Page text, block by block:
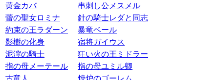
黄金カバ
串刺し公メスメル
蕾の聖女ロミナ
針の騎士レダと同志
約束の王ラダーン
暴竜ベール
影樹の化身
宿将ガイウス
泥濘の騎士
狂い火の王ミドラー
指の母メーテール
指の母ユミル卿
古竜人
焼炉のゴーレム